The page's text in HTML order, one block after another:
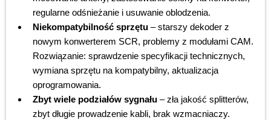
regularne odśnieżanie i usuwanie oblodzenia.
Niekompatybilność sprzętu– starszy dekoder z
nowym konwerterem SCR, problemy z modułami CAM.
Rozwiązanie: sprawdzenie specyfikacji technicznych,
wymiana sprzętu na kompatybilny, aktualizacja
oprogramowania.
Zbyt wiele podziałów sygnału– zła jakość splitterów,
zbyt długie prowadzenie kabli, brak wzmacniaczy.